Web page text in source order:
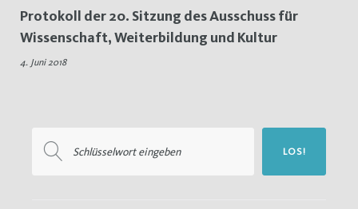
Schlagwort:
Inklsuion
Protokoll der 20. Sitzung des Ausschuss für
Wissenschaft, Weiterbildung und Kultur
4. Juni 2018
nach:
LOS!